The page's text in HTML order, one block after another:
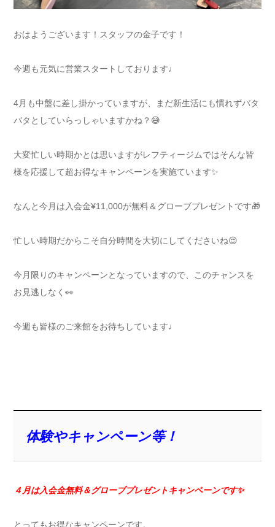
おはようございます！スタッフの金子です！
今週も元気に営業スタートしております♩
4月も中盤に差し掛かっていますが、まだ新生活にも慣れずバタ
バタとしていらっしゃいますかね？😅
大変忙しい時期かとは思いますがレフティージムではそんな皆
様を応援して超お得なキャンペーンを実施ています✨
なんと今月は入会金¥11,000が無料＆グローブプレゼントです🎁
忙しい時期だからこそ自分時間を大切にしてくださいね😌
今月限りのキャンペーンとなっていますので、このチャンスを
お見逃しなく👀
今週も皆様のご来館をお待ちしています♩
体験やキャンペーン等！
４月は入会金無料＆グローブプレゼント キャンペーンです✨
とってもお得なキャンペーンです。